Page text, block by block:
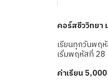
คอร์สชีววิทยา
เรียนทุกวันพฤ
เริ่มพฤหัสที่ 28
ค่าเรียน